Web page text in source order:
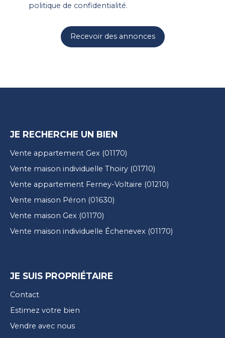
politique de confidentialité.
Recevoir des annonces
JE RECHERCHE UN BIEN
Vente appartement Gex (01170)
Vente maison individuelle Thoiry (01710)
Vente appartement Ferney-Voltaire (01210)
Vente maison Péron (01630)
Vente maison Gex (01170)
Vente maison individuelle Échenevex (01170)
JE SUIS PROPRIÉTAIRE
Contact
Estimez votre bien
Vendre avec nous